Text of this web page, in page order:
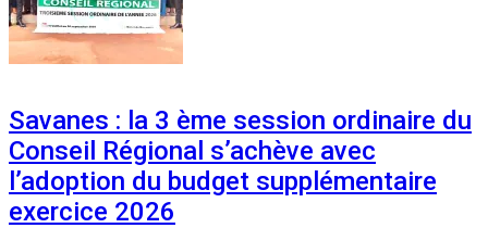
Savanes : la 3 ème session ordinaire du
Conseil Régional s’achève avec
l’adoption du budget supplémentaire
exercice 2026